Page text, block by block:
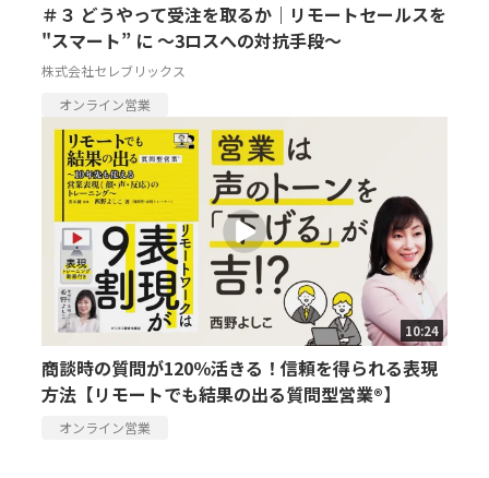
＃３ どうやって受注を取るか｜リモートセールスを
"スマート” に ～3ロスへの対抗手段～
株式会社セレブリックス
オンライン営業
10:24
商談時の質問が120％活きる！信頼を得られる表現
方法【リモートでも結果の出る質問型営業®】
オンライン営業